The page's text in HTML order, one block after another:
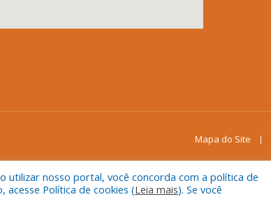
Mapa do Site
utilizar nosso portal, você concorda com a política de
Política de cookies (Leia mais). Se você